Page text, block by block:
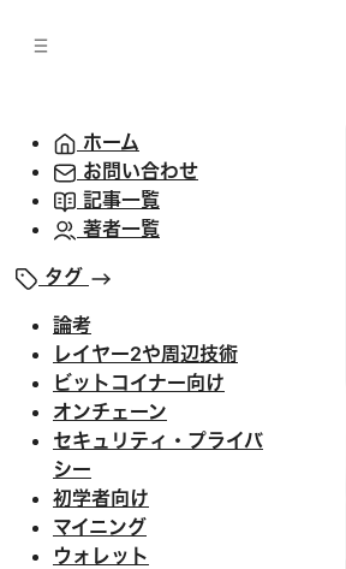
ホーム
お問い合わせ
記事一覧
著者一覧
タグ
論考
レイヤー2や周辺技術
ビットコイナー向け
オンチェーン
セキュリティ・プライバ
シー
初学者向け
マイニング
ウォレット